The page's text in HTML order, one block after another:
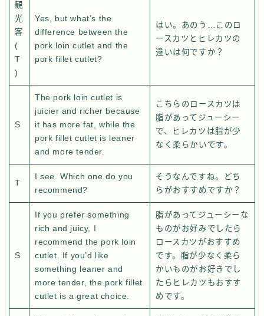
観
光
客
(
T
)
Yes, but what’s the
difference between the
pork loin cutlet and the
pork fillet cutlet?
はい。あのう…このロ
ースカツとヒレカツの
違いは何ですか？
S
The pork loin cutlet is
juicier and richer because
it has more fat, while the
pork fillet cutlet is leaner
and more tender.
こちらのロースカツは
脂があってジューシー
で、ヒレカツは脂が少
なく柔らかいです。
T
I see. Which one do you
recommend?
そうなんですね。どち
らがおすすめですか？
S
If you prefer something
rich and juicy, I
recommend the pork loin
cutlet. If you’d like
something leaner and
more tender, the pork fillet
cutlet is a great choice.
脂があってジューシーな
ものがお好みでしたら
ロースカツがおすすめ
です。脂が少なく柔ら
かいものがお好きでし
たらヒレカツもおすす
めです。